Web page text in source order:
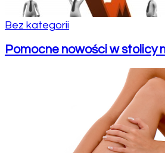
Bez kategorii
Pomocne nowości w stolicy